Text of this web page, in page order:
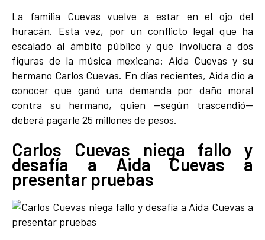
La familia Cuevas vuelve a estar en el ojo del
huracán. Esta vez, por un conflicto legal que ha
escalado al ámbito público y que involucra a dos
figuras de la música mexicana: Aida Cuevas y su
hermano Carlos Cuevas. En días recientes, Aida dio a
conocer que ganó una demanda por daño moral
contra su hermano, quien —según trascendió—
deberá pagarle 25 millones de pesos.
Carlos Cuevas niega fallo y
desafía a Aida Cuevas a
presentar pruebas